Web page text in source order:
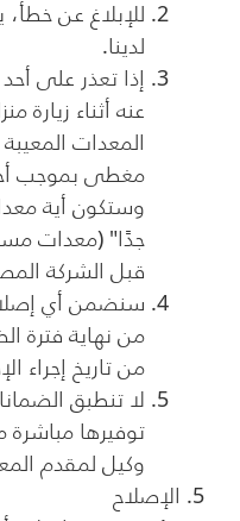
للإبلاغ عن
لدينا.
إذا تعذر على
عنه أثناء
المعدات
مغطى بموجب
وستكون أية
جدًا" (معدات
قبل الشركة
سنضمن أي
من تاريخ إجراء
لا تنطبق
توفيرها
وكيل لمقدم
الإصلاح